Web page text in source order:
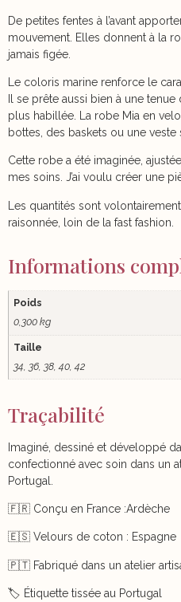
De petites fentes à l’avant
mouvement. Elles donnent à la
jamais figée.
Le coloris marine renforce le
Il se prête aussi bien à une
plus habillée. La robe Mia en
bottes, des baskets ou une veste
Cette robe a été imaginée,
mes soins. J’ai voulu créer une
Les quantités sont
raisonnée, loin de la fast fashion.
Informations
Poids
0,300 kg
Taille
34, 36, 38, 40, 42
Traçabilité
Imaginé, dessiné et développé
confectionné avec soin dans un
Portugal.
🇫🇷 Conçu en France :Ardèche
🇪🇸 Velours de coton : Espagne
🇵🇹 Fabriqué dans un atelier
🏷️ Étiquette tissée au Portugal